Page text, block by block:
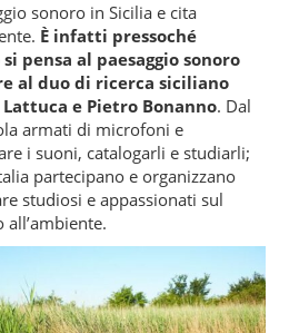
sonoro in Sicilia e cita
È infatti pressoché
pensa al paesaggio sonoro
al duo di ricerca siciliano
e Pietro Bonanno. Dal
armati di microfoni e
i suoni, catalogarli e studiarli;
partecipano e organizzano
studiosi e appassionati sul